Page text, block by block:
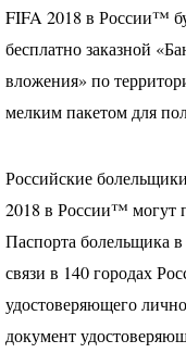
FIFA2018 в России™
бесплатно заказной
вложения» по
мелким пакетом для
Российские
2018 в России™ могут
Паспорта болельщика
связи в 140 городах
удостоверяющего
документ